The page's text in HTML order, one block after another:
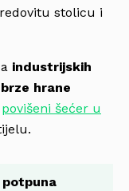
stolicu i
industrijskih
hrane
povišeni šećer u
potpuna